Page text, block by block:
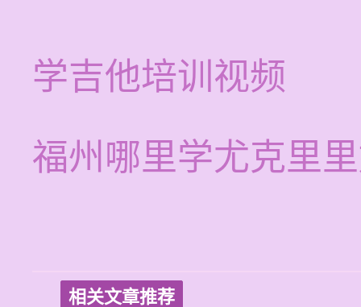
学吉他培训视频
福州哪里学尤克里
相关文章推荐